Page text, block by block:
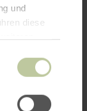
und
diese
Nutzung